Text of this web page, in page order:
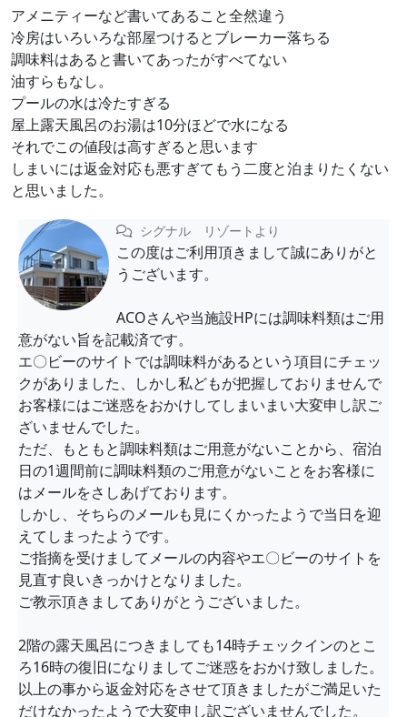
アメニティーなど書いてあること全然違う
冷房はいろいろな部屋つけるとブレーカー落ちる
調味料はあると書いてあったがすべてない
油すらもなし。
プールの水は冷たすぎる
屋上露天風呂のお湯は10分ほどで水になる
それでこの値段は高すぎると思います
しまいには返金対応も悪すぎてもう二度と泊まりたくない
と思いました。
シグナル リゾートより
この度はご利用頂きまして誠にありがと
うございます。
ACOさんや当施設HPには調味料類はご用
意がない旨を記載済です。
エ〇ビーのサイトでは調味料があるという項目にチェッ
クがありました、しかし私どもが把握しておりませんで
お客様にはご迷惑をおかけしてしまいまい大変申し訳ご
ざいませんでした。
ただ、もともと調味料類はご用意がないことから、宿泊
日の1週間前に調味料類のご用意がないことをお客様に
はメールをさしあげております。
しかし、そちらのメールも見にくかったようで当日を迎
えてしまったようです。
ご指摘を受けましてメールの内容やエ〇ビーのサイトを
見直す良いきっかけとなりました。
ご教示頂きましてありがとうございました。
2階の露天風呂につきましても14時チェックインのとこ
ろ16時の復旧になりましてご迷惑をおかけ致しました。
以上の事から返金対応をさせて頂きましたがご満足いた
だけなかったようで大変申し訳ございませんでした。